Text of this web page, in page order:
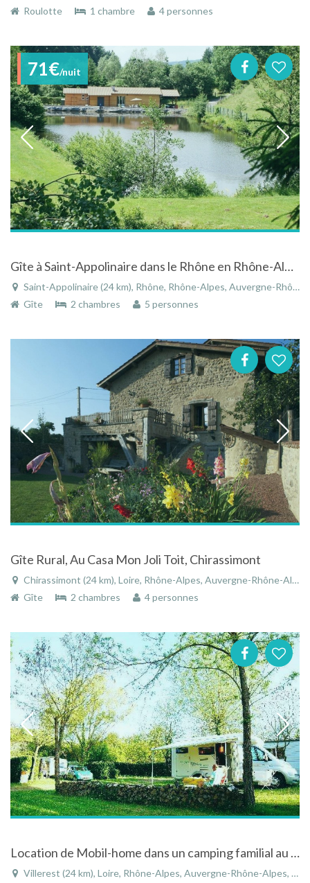
Roulotte 1 chambre 4 personnes
71€/nuit
Gîte à Saint-Appolinaire dans le Rhône en Rhône-Alpes avec étang privé
Saint-Appolinaire (24 km), Rhône, Rhône-Alpes, Auvergne-Rhône-Alpes, France
Gîte
2 chambres 5 personnes
Gîte Rural, Au Casa Mon Joli Toit, Chirassimont
Chirassimont (24 km), Loire, Rhône-Alpes, Auvergne-Rhône-Alpes, France
Gîte
2 chambres 4 personnes
Location de Mobil-home dans un camping familial au bord du lac de Villerest en Rhônes-Alpes
Villerest (24 km), Loire, Rhône-Alpes, Auvergne-Rhône-Alpes, France